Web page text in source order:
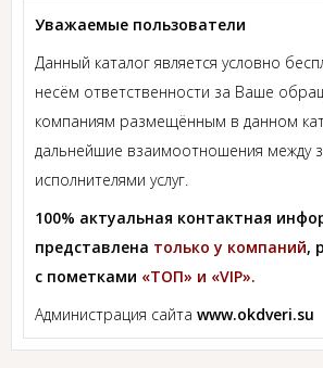
Уважаемые пользователи
Данный каталог является условно
несём ответственности за Ваше
компаниям размещённым в данном
дальнейшие взаимоотношения между
исполнителями услуг.
100% актуальная контактная
представлена только у компаний,
с пометками «ТОП» и «VIP».
Администрация сайта www.okdveri.su